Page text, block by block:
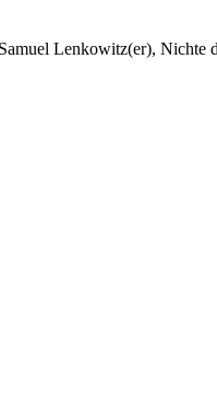
Lenkowitz(er), Nichte